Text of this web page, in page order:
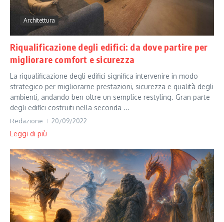
Architettura
Riqualificazione degli edifici: da dove partire per
migliorare comfort e sicurezza
La riqualificazione degli edifici significa intervenire in modo
strategico per migliorarne prestazioni, sicurezza e qualità degli
ambienti, andando ben oltre un semplice restyling. Gran parte
degli edifici costruiti nella seconda ...
Redazione 20/09/2022
Leggi di più